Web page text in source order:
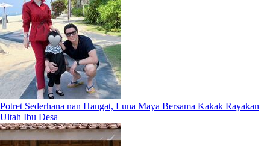
Potret Sederhana nan Hangat, Luna Maya Bersama Kakak Rayakan
Ultah Ibu Desa